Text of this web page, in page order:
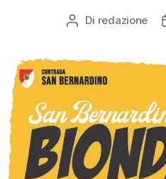
Autore
Di redazione